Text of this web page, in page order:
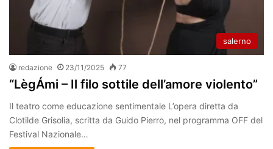
salerno
redazione 23/11/2025 77
“LègÁmi – Il filo sottile dell’amore violento”
Il teatro come educazione sentimentale L’opera diretta da
Clotilde Grisolia, scritta da Guido Pierro, nel programma OFF del
Festival Nazionale…